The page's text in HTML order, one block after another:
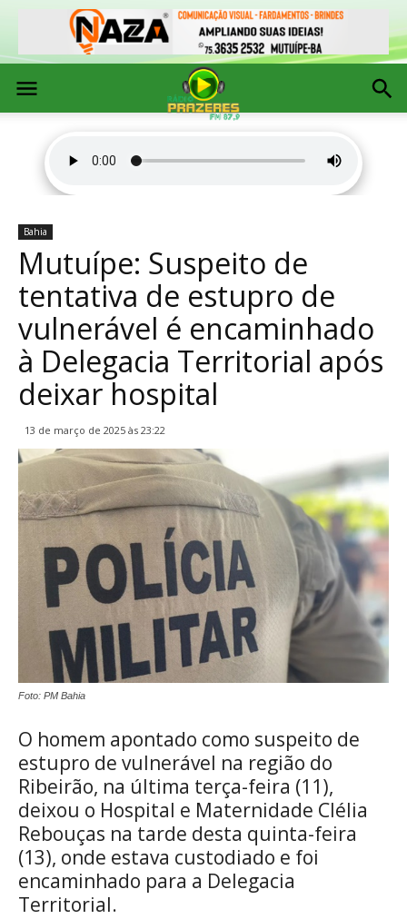
Bahia
Mutuípe: Suspeito de
tentativa de estupro de
vulnerável é encaminhado
à Delegacia Territorial após
deixar hospital
13 de março de 2025 às 23:22
Foto: PM Bahia
O homem apontado como suspeito de
estupro de vulnerável na região do
Ribeirão, na última terça-feira (11),
deixou o Hospital e Maternidade Clélia
Rebouças na tarde desta quinta-feira
(13), onde estava custodiado e foi
encaminhado para a Delegacia
Territorial.